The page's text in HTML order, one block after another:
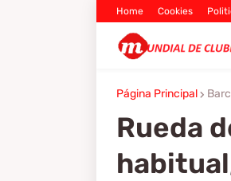
Home Cookies
Página Principal
Rueda